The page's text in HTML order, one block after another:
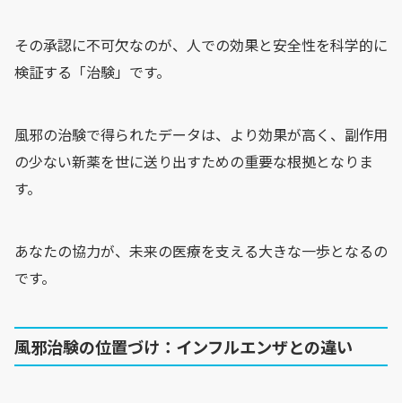
その承認に不可欠なのが、人での効果と安全性を科学的に
検証する「治験」です。
風邪の治験で得られたデータは、より効果が高く、副作用
の少ない新薬を世に送り出すための重要な根拠となりま
す。
あなたの協力が、未来の医療を支える大きな一歩となるの
です。
風邪治験の位置づけ：インフルエンザとの違い